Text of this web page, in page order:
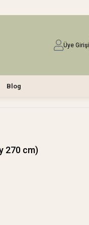
Üye Girişi
Blog
270 cm)